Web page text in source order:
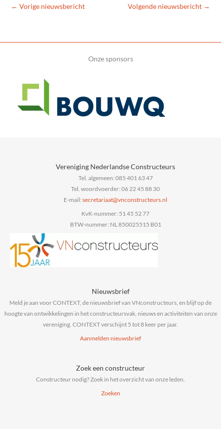
← Vorige nieuwsbericht Volgende nieuwsbericht →
Onze sponsors
Vereniging Nederlandse Constructeurs
Tel. algemeen: 085 401 63 47
Tel. woordvoerder: 06 22 45 88 30
E-mail:
ln.sruetcurtsnocnv
@taairaterces
KvK-nummer: 51 45 52 77
BTW-nummer: NL 850025515 B01
Nieuwsbrief
Meld je aan voor CONTEXT, de nieuwsbrief van VNconstructeurs, en blijf op de
hoogte van ontwikkelingen in het constructeursvak, nieuws en activiteiten van onze
vereniging. CONTEXT verschijnt 5 tot 8 keer per jaar.
Aanmelden nieuwsbrief
Zoek een constructeur
Constructeur nodig? Zoek in het overzicht van onze leden.
Zoeken